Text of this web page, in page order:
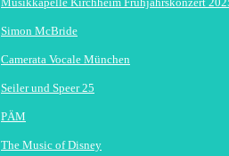
Simon McBride
Camerata Vocale München
Seiler und Speer 25
PÄM
The Music of Disney